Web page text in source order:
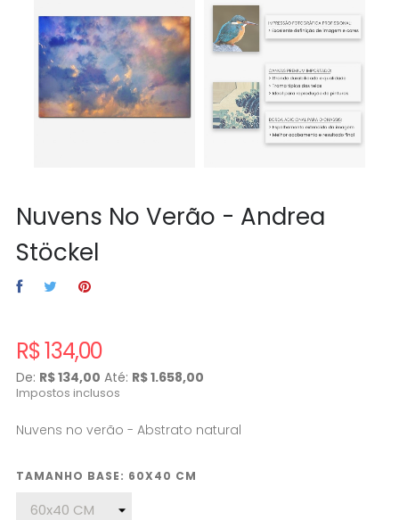
Nuvens No Verão - Andrea
Stöckel
R$ 134,00
De: R$ 134,00 Até: R$ 1.658,00
Impostos inclusos
Nuvens no verão - Abstrato natural
TAMANHO BASE: 60X40 CM